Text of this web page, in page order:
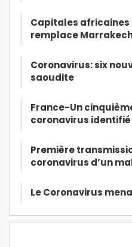
Capitales
remplace
Coronavirus: six
saoudite
France-Un
coronavirus identifié
Première
coronavirus d’un
Le Coronavirus